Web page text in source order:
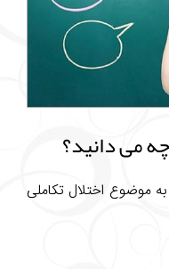
می دانید؟
موضوع اختلال تکاملی